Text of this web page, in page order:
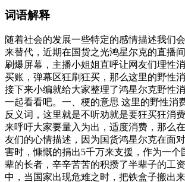
词语解释
随着社会的发展一些特定的感情描述我们
来替代，近期在国货之光鸿星尔克的直播
刷爆屏幕，主播小姐姐直呼让网友们理性
买账，弹幕区狂刷狂买，那么这里的野性
接下来小编就给大家整理了鸿星尔克野性
一起看看吧。一、梗的意思 这里的野性消
反义词，这里就是不听劝就是要狂买狂消
来呼吁大家要量入为出，适度消费，那么
友们的心情描述，因为国货鸿星尔克在面
害时，慷慨的捐出5千万来支援，作为一个
辈的长者，辛辛苦苦的积攒了半辈子的工
中，当国家出现危难之时，把铁盒子搬出